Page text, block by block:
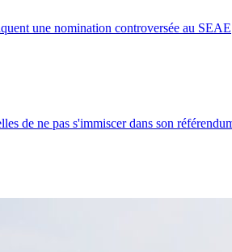
une nomination controversée au SEAE
de ne pas s'immiscer dans son